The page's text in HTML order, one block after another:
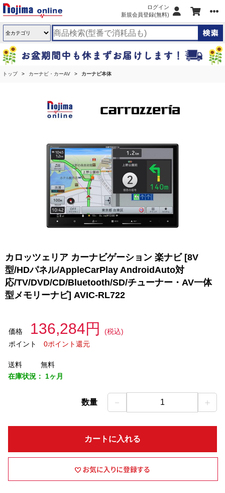
ログイン
新規会員登録(無料)
トップ カーナビ・カーAV カーナビ本体
カロッツェリア カーナビゲーション 楽ナビ [8V
型/HDパネル/AppleCarPlay AndroidAuto対
応/TV/DVD/CD/Bluetooth/SD/チューナー・AV一体
型メモリーナビ] AVIC-RL722
価格 136,284円
(税込)
ポイント
0ポイント還元
送料
無料
在庫状況： 1ヶ月
数量 － 1 ＋
カートに入れる